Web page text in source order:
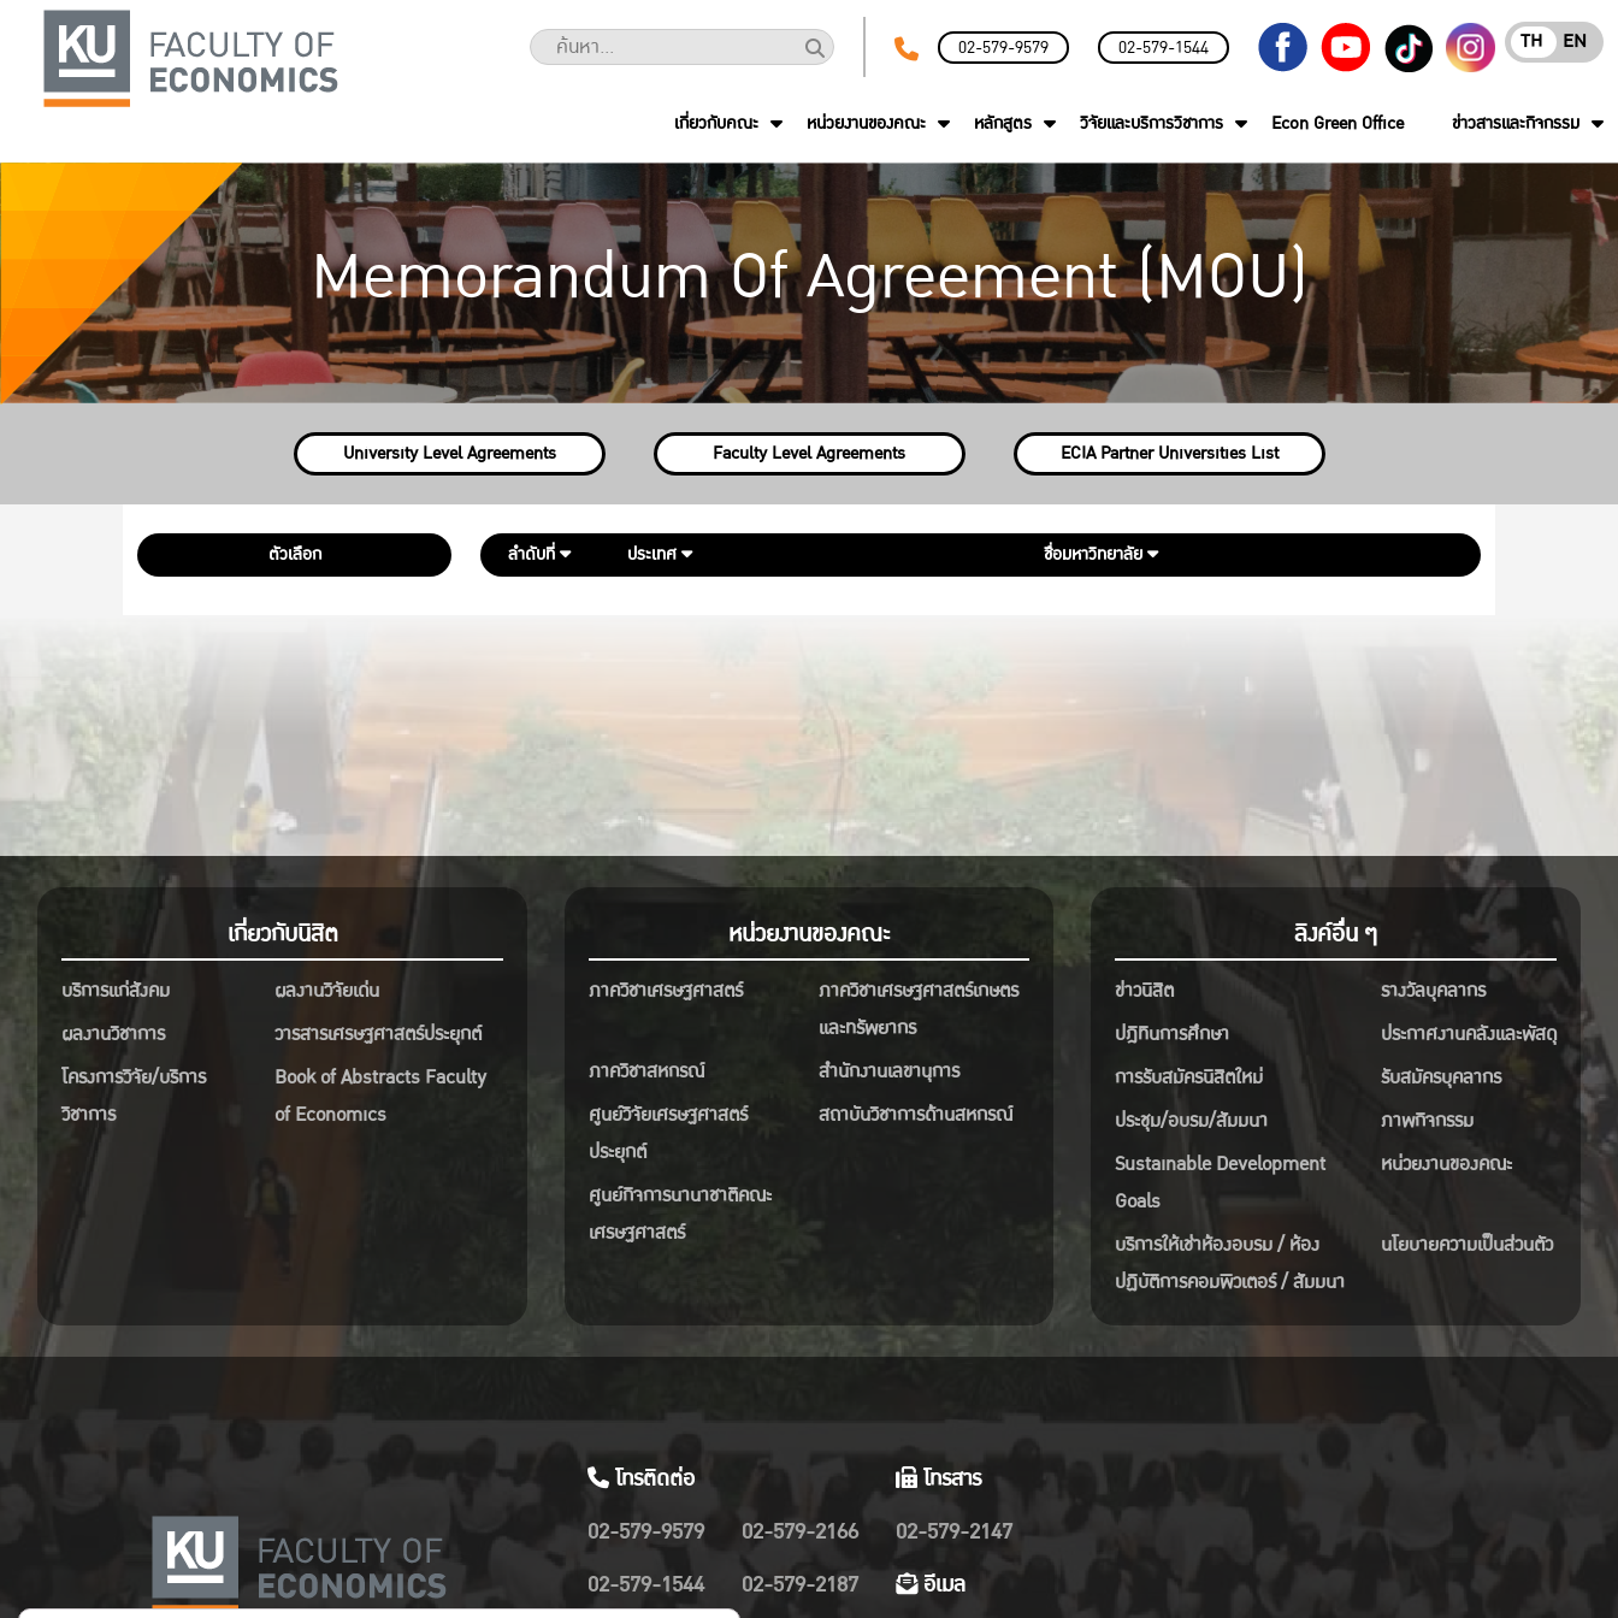
02-579-9579 02-579-1544 EN
TH
เกี่ยวกับคณะ หน่วยงานของคณะ หลักสูตร วิจัยและบริการวิชาการ Econ Green Office ข่าวสารและกิจกรรม
Memorandum Of Agreement (MOU)
University Level Agreements Faculty Level Agreements ECIA Partner Universities List
ตัวเลือก ลำดับที่ ประเทศ ชื่อมหาวิทยาลัย
เกี่ยวกับนิสิต
บริการแก่สังคม
ผลงานวิจัยเด่น
ผลงานวิชาการ
วารสารเศรษฐศาสตร์ประยุกต์
โครงการวิจัย/บริการ
วิชาการ
Book of Abstracts Faculty
of Economics
หน่วยงานของคณะ
ภาควิชาเศรษฐศาสตร์
ภาควิชาเศรษฐศาสตร์เกษตร
และทรัพยากร
ภาควิชาสหกรณ์
สำนักงานเลขานุการ
ศูนย์วิจัยเศรษฐศาสตร์
ประยุกต์
สถาบันวิชาการด้านสหกรณ์
ศูนย์กิจการนานาชาติคณะ
เศรษฐศาสตร์
ลิงค์อื่น ๆ
ข่าวนิสิต
รางวัลบุคลากร
ปฎิทินการศึกษา
ประกาศงานคลังและพัสดุ
การรับสมัครนิสิตใหม่
รับสมัครบุคลากร
ประชุม/อบรม/สัมมนา
ภาพกิจกรรม
Sustainable Development
Goals
หน่วยงานของคณะ
บริการให้เช่าห้องอบรม / ห้อง
ปฏิบัติการคอมพิวเตอร์ / สัมมนา
นโยบายความเป็นส่วนตัว
โทรติดต่อ
02-579-9579
02-579-1544
02-579-2166
02-579-2187
โทรสาร
02-579-2147
อีเมล